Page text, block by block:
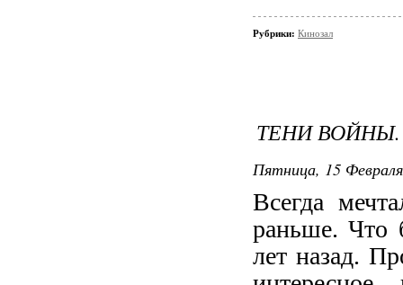
Рубрики: Кинозал
ТЕНИ
Пятница, 15
Всегда
раньше. Что
лет назад.